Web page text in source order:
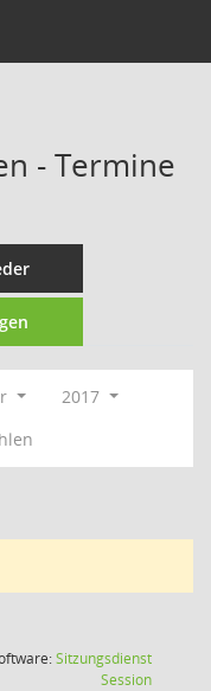
- Termine
2017
Sitzungsdienst
Session(Wird in